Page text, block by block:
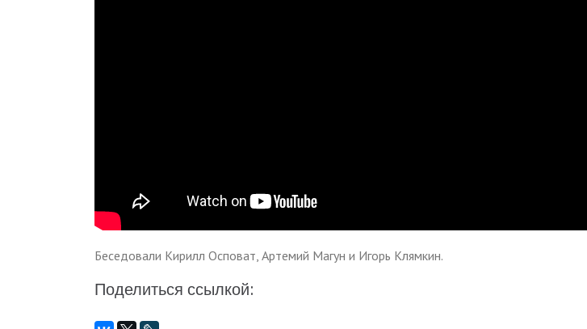
Беседовали Кирилл Осповат, Артемий Магун и Игорь Клямкин.
Поделиться ссылкой: